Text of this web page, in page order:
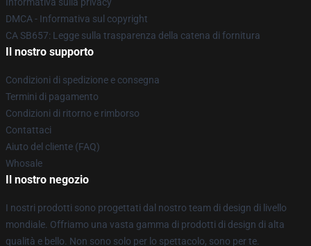
DMCA - Informativa sul copyright
CA SB657: Legge sulla trasparenza della catena di fornitura
Il nostro supporto
Condizioni di spedizione e consegna
Termini di pagamento
Condizioni di ritorno e rimborso
Contattaci
Aiuto del cliente (FAQ)
Whosale
Il nostro negozio
I nostri prodotti sono progettati dal nostro team di design di livello
mondiale. Offriamo una vasta gamma di prodotti di design di alta
qualità e bello. Non sono solo per lo spettacolo, sono per te.